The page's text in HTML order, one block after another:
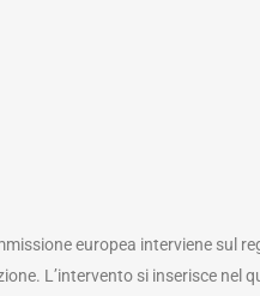
europea interviene sul
L’intervento si inserisce nel